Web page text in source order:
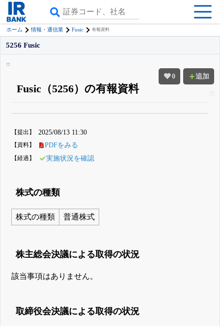
ホーム 情報・通信業 Fusic 有報資料
0 追加
5256 Fusic
Fusic（5256）の有報資料
詳しく見られる無料でβ版をはじめる
登録すると永久30%OFFと米株版の先行利用も付きます
【提出】 2025/08/13 11:30
【資料】 PDFをみる
【経過】 実施状況を確認
株式の種類
株式の種類 普通株式
株主総会決議による取得の状況
該当事項はありません。
取締役会決議による取得の状況